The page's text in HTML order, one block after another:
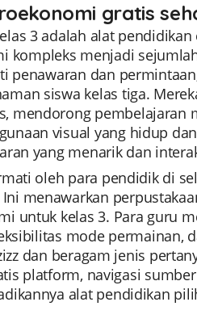
gratis
3 adalah alat
kompleks menjadi
penawaran dan
siswa kelas tiga.
mendorong
visual yang hidup
yang menarik dan
oleh para pendidik di
menawarkan
untuk kelas 3. Para guru
mode permainan,
dan beragam jenis
platform, navigasi
alat pendidikan